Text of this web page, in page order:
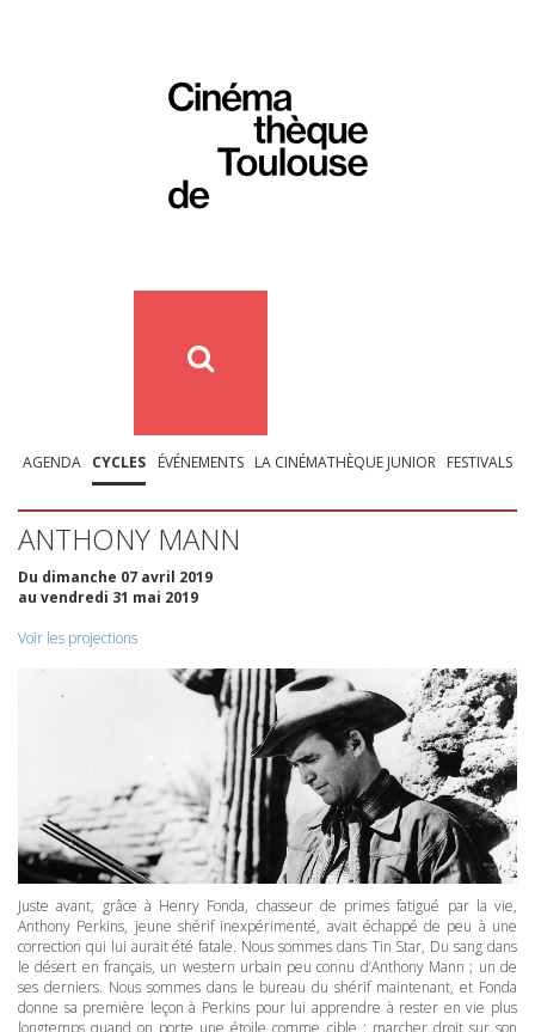
AGENDA CYCLES ÉVÉNEMENTS LA CINÉMATHÈQUE JUNIOR FESTIVALS
ANTHONY MANN
Du dimanche 07 avril 2019
au vendredi 31 mai 2019
Voir les projections
Juste avant, grâce à Henry Fonda, chasseur de primes fatigué par la vie,
Anthony Perkins, jeune shérif inexpérimenté, avait échappé de peu à une
correction qui lui aurait été fatale. Nous sommes dans Tin Star, Du sang dans
le désert en français, un western urbain peu connu d’Anthony Mann ; un de
ses derniers. Nous sommes dans le bureau du shérif maintenant, et Fonda
donne sa première leçon à Perkins pour lui apprendre à rester en vie plus
longtemps quand on porte une étoile comme cible : marcher droit sur son